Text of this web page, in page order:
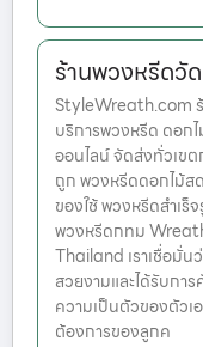
ร้านพวงหรีดวั
StyleWreath.com
บริการพวงหรีด ดอก
ออนไลน์ จัดส่งทั่วเข
ถูก พวงหรีดดอกไม้ส
ของใช้ พวงหรีดสำเ
พวงหรีดกทม
Thailand เราเชื่อมั่น
สวยงามและได้รับก
ความเป็นตัวของตัว
ต้องการของลูกค